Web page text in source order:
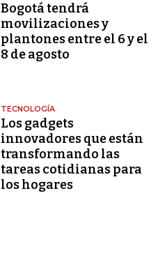
Bogotá tendrá
movilizaciones y
plantones entre el 6 y el
8 de agosto
TECNOLOGÍA
Los gadgets
innovadores que están
transformando las
tareas cotidianas para
los hogares